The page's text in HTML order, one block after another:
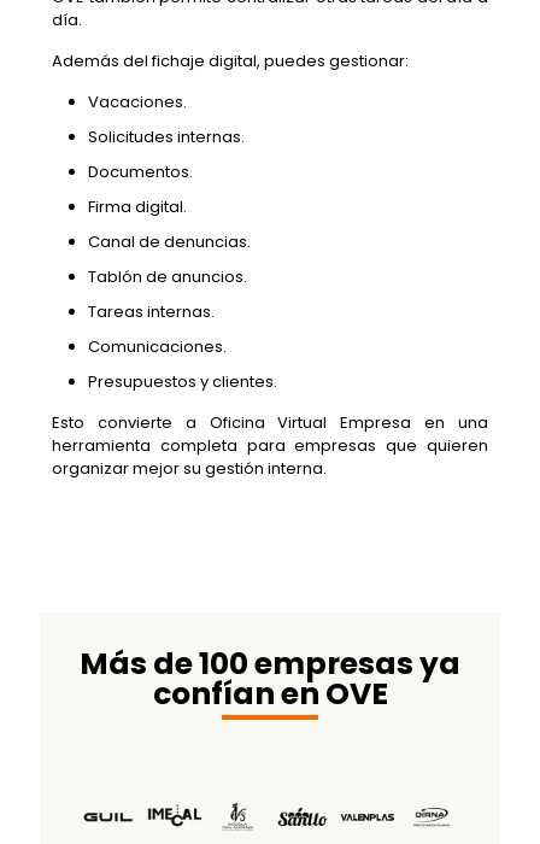
día.
Además del fichaje digital, puedes gestionar:
Vacaciones.
Solicitudes internas.
Documentos.
Firma digital.
Canal de denuncias.
Tablón de anuncios.
Tareas internas.
Comunicaciones.
Presupuestos y clientes.
Esto convierte a Oficina Virtual Empresa en una
herramienta completa para empresas que quieren
organizar mejor su gestión interna.
Más de 100 empresas ya
confían en OVE